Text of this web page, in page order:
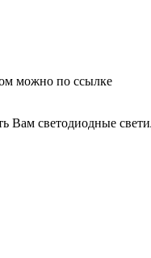
можно по ссылке
Вам светодиодные